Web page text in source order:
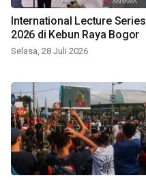
International Lecture Series
2026 di Kebun Raya Bogor
Selasa, 28 Juli 2026